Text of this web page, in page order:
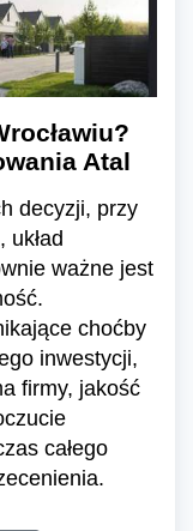
Atal
decyzji, przy
ważne jest
choćby
inwestycji,
firmy, jakość
całego